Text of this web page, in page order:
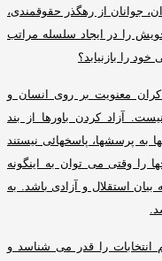
جوانان از رهگذر حقوقمندی،
را در ایجاد سلسله مراتب
را بازنیابد؟
معنویت بر روی انسان و
آزاد کردن باورها از بند
به پرسشها، پاسخهائی نیستند
را وقتی می توان به اینگونه
استقلال و آزادی باشد
به
را قدر می شناسد و